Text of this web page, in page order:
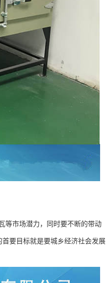
等市场潜力，同时要不断的带动
要目标就是要城乡经济社会发展